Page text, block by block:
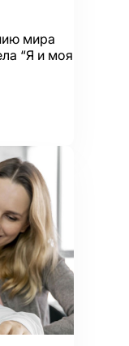
мира
“Я и моя